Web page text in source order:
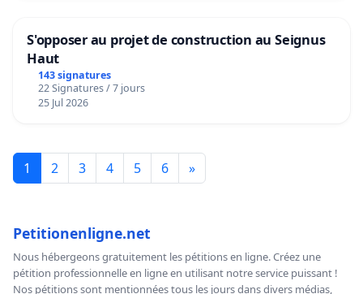
S'opposer au projet de construction au Seignus
Haut
143 signatures
22 Signatures / 7 jours
25 Jul 2026
1 2 3 4 5 6 »
Petitionenligne.net
Nous hébergeons gratuitement les pétitions en ligne. Créez une
pétition professionnelle en ligne en utilisant notre service puissant !
Nos pétitions sont mentionnées tous les jours dans divers médias,